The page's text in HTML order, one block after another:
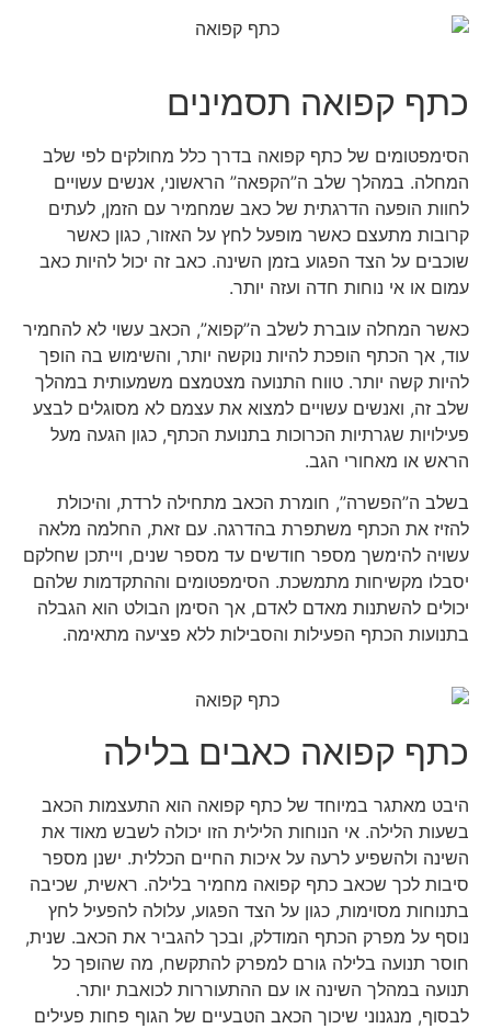
כתף קפואה תסמינים
הסימפטומים של כתף קפואה בדרך כלל מחולקים לפי שלב
המחלה. במהלך שלב ה”הקפאה” הראשוני, אנשים עשויים
לחוות הופעה הדרגתית של כאב שמחמיר עם הזמן, לעתים
קרובות מתעצם כאשר מופעל לחץ על האזור, כגון כאשר
שוכבים על הצד הפגוע בזמן השינה. כאב זה יכול להיות כאב
עמום או אי נוחות חדה ועזה יותר.
כאשר המחלה עוברת לשלב ה”קפוא”, הכאב עשוי לא להחמיר
עוד, אך הכתף הופכת להיות נוקשה יותר, והשימוש בה הופך
להיות קשה יותר. טווח התנועה מצטמצם משמעותית במהלך
שלב זה, ואנשים עשויים למצוא את עצמם לא מסוגלים לבצע
פעילויות שגרתיות הכרוכות בתנועת הכתף, כגון הגעה מעל
הראש או מאחורי הגב.
בשלב ה”הפשרה”, חומרת הכאב מתחילה לרדת, והיכולת
להזיז את הכתף משתפרת בהדרגה. עם זאת, החלמה מלאה
עשויה להימשך מספר חודשים עד מספר שנים, וייתכן שחלקם
יסבלו מקשיחות מתמשכת. הסימפטומים וההתקדמות שלהם
יכולים להשתנות מאדם לאדם, אך הסימן הבולט הוא הגבלה
בתנועות הכתף הפעילות והסבילות ללא פציעה מתאימה.
כתף קפואה כאבים בלילה
היבט מאתגר במיוחד של כתף קפואה הוא התעצמות הכאב
בשעות הלילה. אי הנוחות הלילית הזו יכולה לשבש מאוד את
השינה ולהשפיע לרעה על איכות החיים הכללית. ישנן מספר
סיבות לכך שכאב כתף קפואה מחמיר בלילה. ראשית, שכיבה
בתנוחות מסוימות, כגון על הצד הפגוע, עלולה להפעיל לחץ
נוסף על מפרק הכתף המודלק, ובכך להגביר את הכאב. שנית,
חוסר תנועה בלילה גורם למפרק להתקשח, מה שהופך כל
תנועה במהלך השינה או עם ההתעוררות לכואבת יותר.
לבסוף, מנגנוני שיכוך הכאב הטבעיים של הגוף פחות פעילים